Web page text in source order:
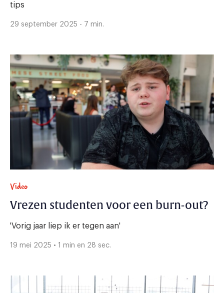
tips
29 september 2025 - 7 min.
Video
Vrezen studenten voor een burn-out?
'Vorig jaar liep ik er tegen aan'
19 mei 2025 • 1 min en 28 sec.